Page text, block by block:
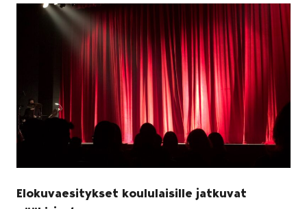
Elokuvaesitykset koululaisille jatkuvat